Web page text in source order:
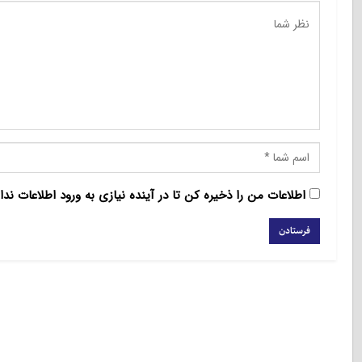
اطلاعات من را ذخیره کن تا در آینده نیازی به ورود اطلاعات